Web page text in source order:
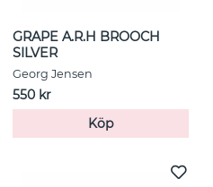
GRAPE A.R.H BROOCH
SILVER
Georg Jensen
550 kr
Köp